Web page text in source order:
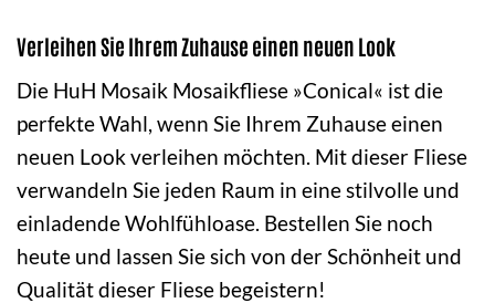
Verleihen Sie Ihrem Zuhause einen neuen Look
Die HuH Mosaik Mosaikfliese »Conical« ist die
perfekte Wahl, wenn Sie Ihrem Zuhause einen
neuen Look verleihen möchten. Mit dieser Fliese
verwandeln Sie jeden Raum in eine stilvolle und
einladende Wohlfühloase. Bestellen Sie noch
heute und lassen Sie sich von der Schönheit und
Qualität dieser Fliese begeistern!